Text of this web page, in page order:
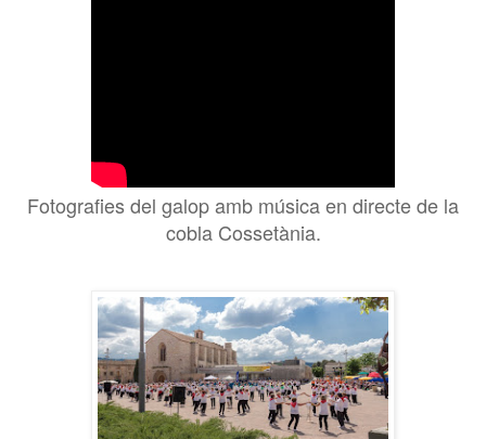
Fotografies del galop amb música en directe de la
cobla Cossetània.